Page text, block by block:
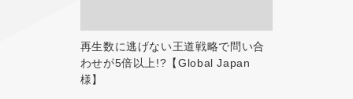
再生数に逃げない王道戦略で問い合
わせが5倍以上!?【Global Japan
様】